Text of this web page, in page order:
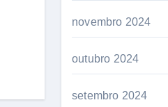
novembro 2024
outubro 2024
setembro 2024